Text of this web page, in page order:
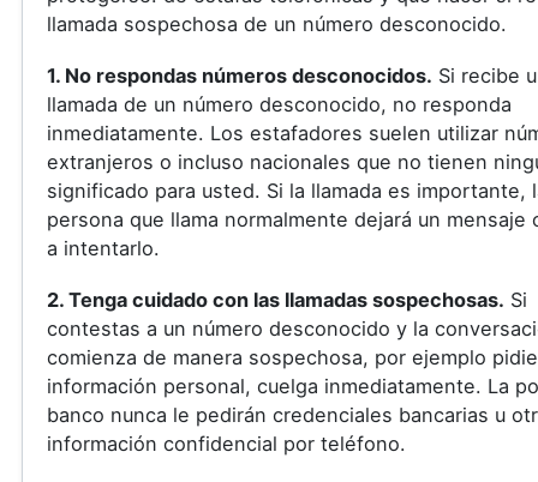
llamada sospechosa de un número desconocido.
1. No respondas números desconocidos. Si recibe
llamada de un número desconocido, no responda
inmediatamente. Los estafadores suelen utilizar
extranjeros o incluso nacionales que no tienen
significado para usted. Si la llamada es importante,
persona que llama normalmente dejará un mensaje
a intentarlo.
2. Tenga cuidado con las llamadas sospechosas. Si
contestas a un número desconocido y la
comienza de manera sospechosa, por ejemplo
información personal, cuelga inmediatamente. La
banco nunca le pedirán credenciales bancarias u
información confidencial por teléfono.